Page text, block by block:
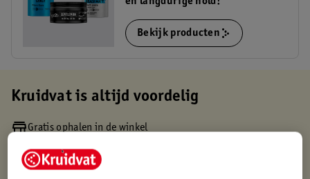
Bekijk producten
Kruidvat is altijd voordelig
Gratis ophalen in de winkel
Gratis thuisbezorgd vanaf 50.00